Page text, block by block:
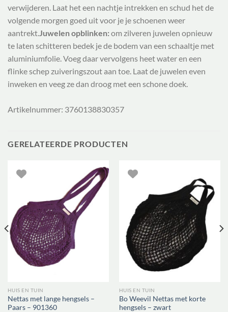
verwijderen. Laat het een nachtje intrekken en schud het de
volgende morgen goed uit voor je je schoenen weer
aantrekt. Juwelen opblinken: om zilveren juwelen opnieuw
te laten schitteren bedek je de bodem van een schaaltje met
aluminiumfolie. Voeg daar vervolgens heet water en een
flinke schep zuiveringszout aan toe. Laat de juwelen even
inweken en veeg ze dan droog met een schone doek.
Artikelnummer: 3760138830357
GERELATEERDE PRODUCTEN
HUIS EN TUIN
Nettas met lange hengsels –
Paars – 901360
HUIS EN TUIN
Bo Weevil Nettas met korte
hengsels – zwart